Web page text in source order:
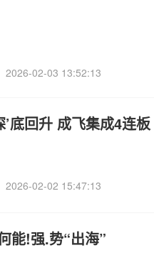
2026-02-03 13:52:13
’底回升 成飞集成4连板
2026-02-02 15:47:13
能!强.势“出海”